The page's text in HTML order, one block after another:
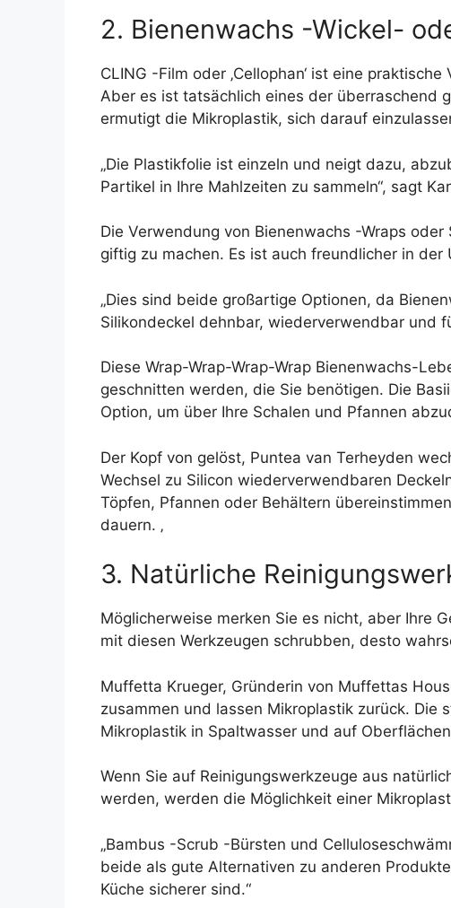
2. Bienenwachs -Wickel-
CLING -Film oder ‚Cellophan‘ ist eine
Aber es ist tatsächlich eines der überraschend
ermutigt die Mikroplastik, sich darauf
„Die Plastikfolie ist einzeln und neigt dazu,
Partikel in Ihre Mahlzeiten zu sammeln“, sagt
Die Verwendung von Bienenwachs -Wraps
giftig zu machen. Es ist auch freundlicher in
„Dies sind beide großartige Optionen, da
Silikondeckel dehnbar, wiederverwendbar und
Diese Wrap-Wrap-Wrap-Wrap Bienenwachs-
geschnitten werden, die Sie benötigen. Die
Option, um über Ihre Schalen und Pfannen
Der Kopf von gelöst, Puntea van Terheyden
Wechsel zu Silicon wiederverwendbaren
Töpfen, Pfannen oder Behältern
dauern. ‚
3. Natürliche
Möglicherweise merken Sie es nicht, aber Ihre
mit diesen Werkzeugen schrubben, desto
Muffetta Krueger, Gründerin von Muffettas
zusammen und lassen Mikroplastik zurück.
Mikroplastik in Spaltwasser und auf
Wenn Sie auf Reinigungswerkzeuge aus
werden, werden die Möglichkeit einer
„Bambus -Scrub -Bürsten und
beide als gute Alternativen zu anderen
Küche sicherer sind.“